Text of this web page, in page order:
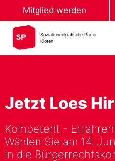
Mitglied werden
Sozialdemokratische Partei
Kloten
Jetzt Loes
Kompetent -
Wählen Sie am 14.
in die